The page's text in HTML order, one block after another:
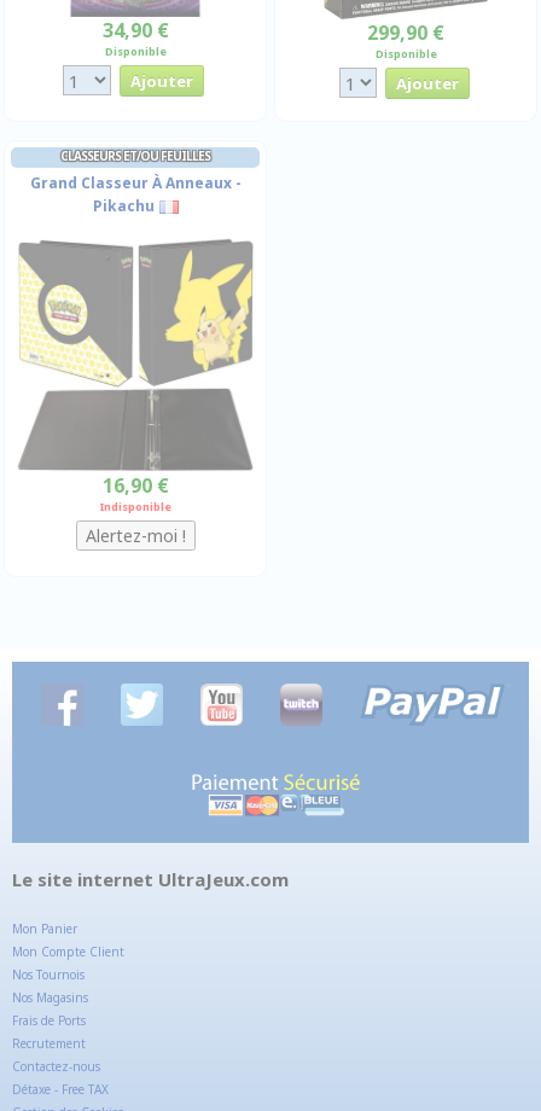
34,90 €
Disponible
299,90 €
Disponible
CLASSEURS ET/OU FEUILLES
Grand Classeur À Anneaux -
Pikachu
16,90 €
Indisponible
Le site internet UltraJeux.com
Mon Panier
Mon Compte Client
Nos Tournois
Nos Magasins
Frais de Ports
Recrutement
Contactez-nous
Détaxe - Free TAX